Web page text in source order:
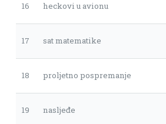
16 heckovi u avionu
17 sat matematike
18 proljetno pospremanje
19 nasljeđe